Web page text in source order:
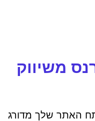
משיווק
האתר שלך מדורג